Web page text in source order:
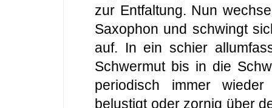
zur Entfaltung. Nun
Saxophon und schwingt
auf. In ein schier
Schwermut bis in die
periodisch immer
belustigt oder zornig über